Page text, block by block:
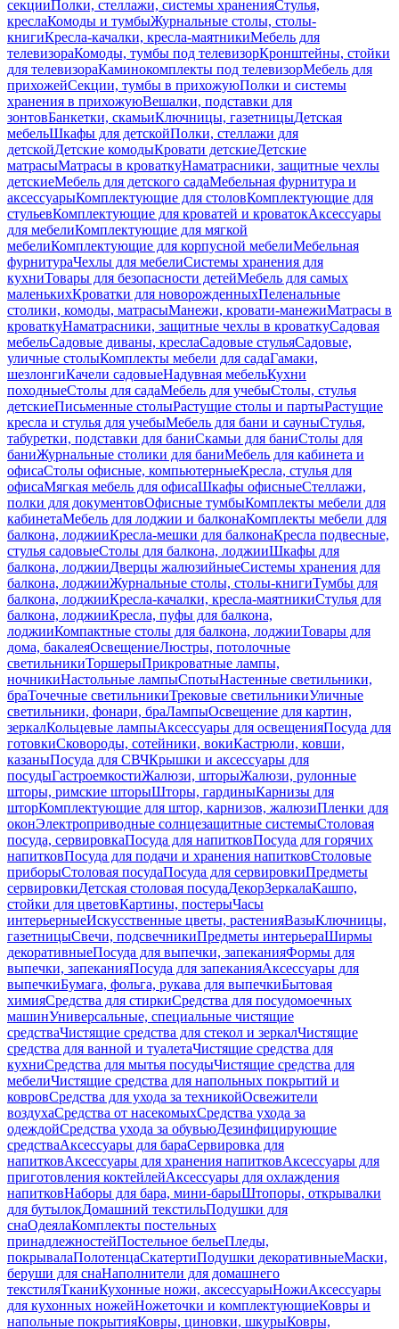
секцииПолки, стеллажи, системы храненияСтулья,
креслаКомоды и тумбыЖурнальные столы, столы-
книгиКресла-качалки, кресла-маятникиМебель для
телевизораКомоды, тумбы под телевизорКронштейны, стойки
для телевизораКаминокомплекты под телевизорМебель для
прихожейСекции, тумбы в прихожуюПолки и системы
хранения в прихожуюВешалки, подставки для
зонтовБанкетки, скамьиКлючницы, газетницыДетская
мебельШкафы для детскойПолки, стеллажи для
детскойДетские комодыКровати детскиеДетские
матрасыМатрасы в кроваткуНаматрасники, защитные чехлы
детскиеМебель для детского садаМебельная фурнитура и
аксессуарыКомплектующие для столовКомплектующие для
стульевКомплектующие для кроватей и кроватокАксессуары
для мебелиКомплектующие для мягкой
мебелиКомплектующие для корпусной мебелиМебельная
фурнитураЧехлы для мебелиСистемы хранения для
кухниТовары для безопасности детейМебель для самых
маленькихКроватки для новорожденныхПеленальные
столики, комоды, матрасыМанежи, кровати-манежиМатрасы в
кроваткуНаматрасники, защитные чехлы в кроваткуСадовая
мебельСадовые диваны, креслаСадовые стульяСадовые,
уличные столыКомплекты мебели для садаГамаки,
шезлонгиКачели садовыеНадувная мебельКухни
походныеСтолы для садаМебель для учебыСтолы, стулья
детскиеПисьменные столыРастущие столы и партыРастущие
кресла и стулья для учебыМебель для бани и сауныСтулья,
табуретки, подставки для баниСкамьи для баниСтолы для
баниЖурнальные столики для баниМебель для кабинета и
офисаСтолы офисные, компьютерныеКресла, стулья для
офисаМягкая мебель для офисаШкафы офисныеСтеллажи,
полки для документовОфисные тумбыКомплекты мебели для
кабинетаМебель для лоджии и балконаКомплекты мебели для
балкона, лоджииКресла-мешки для балконаКресла подвесные,
стулья садовыеСтолы для балкона, лоджииШкафы для
балкона, лоджииДверцы жалюзийныеСистемы хранения для
балкона, лоджииЖурнальные столы, столы-книгиТумбы для
балкона, лоджииКресла-качалки, кресла-маятникиСтулья для
балкона, лоджииКресла, пуфы для балкона,
лоджииКомпактные столы для балкона, лоджииТовары для
дома, бакалеяОсвещениеЛюстры, потолочные
светильникиТоршерыПрикроватные лампы,
ночникиНастольные лампыСпотыНастенные светильники,
браТочечные светильникиТрековые светильникиУличные
светильники, фонари, браЛампыОсвещение для картин,
зеркалКольцевые лампыАксессуары для освещенияПосуда для
готовкиСковороды, сотейники, вокиКастрюли, ковши,
казаныПосуда для СВЧКрышки и аксессуары для
посудыГастроемкостиЖалюзи, шторыЖалюзи, рулонные
шторы, римские шторыШторы, гардиныКарнизы для
шторКомплектующие для штор, карнизов, жалюзиПленки для
оконЭлектроприводные солнцезащитные системыСтоловая
посуда, сервировкаПосуда для напитковПосуда для горячих
напитковПосуда для подачи и хранения напитковСтоловые
приборыСтоловая посудаПосуда для сервировкиПредметы
сервировкиДетская столовая посудаДекорЗеркалаКашпо,
стойки для цветовКартины, постерыЧасы
интерьерныеИскусственные цветы, растенияВазыКлючницы,
газетницыСвечи, подсвечникиПредметы интерьераШирмы
декоративныеПосуда для выпечки, запеканияФормы для
выпечки, запеканияПосуда для запеканияАксессуары для
выпечкиБумага, фольга, рукава для выпечкиБытовая
химияСредства для стиркиСредства для посудомоечных
машинУниверсальные, специальные чистящие
средстваЧистящие средства для стекол и зеркалЧистящие
средства для ванной и туалетаЧистящие средства для
кухниСредства для мытья посудыЧистящие средства для
мебелиЧистящие средства для напольных покрытий и
ковровСредства для ухода за техникойОсвежители
воздухаСредства от насекомыхСредства ухода за
одеждойСредства ухода за обувьюДезинфицирующие
средстваАксессуары для бараСервировка для
напитковАксессуары для хранения напитковАксессуары для
приготовления коктейлейАксессуары для охлаждения
напитковНаборы для бара, мини-барыШтопоры, открывалки
для бутылокДомашний текстильПодушки для
снаОдеялаКомплекты постельных
принадлежностейПостельное бельеПледы,
покрывалаПолотенцаСкатертиПодушки декоративныеМаски,
беруши для снаНаполнители для домашнего
текстиляТканиКухонные ножи, аксессуарыНожиАксессуары
для кухонных ножейНожеточки и комплектующиеКовры и
напольные покрытияКовры, циновки, шкурыКовры,